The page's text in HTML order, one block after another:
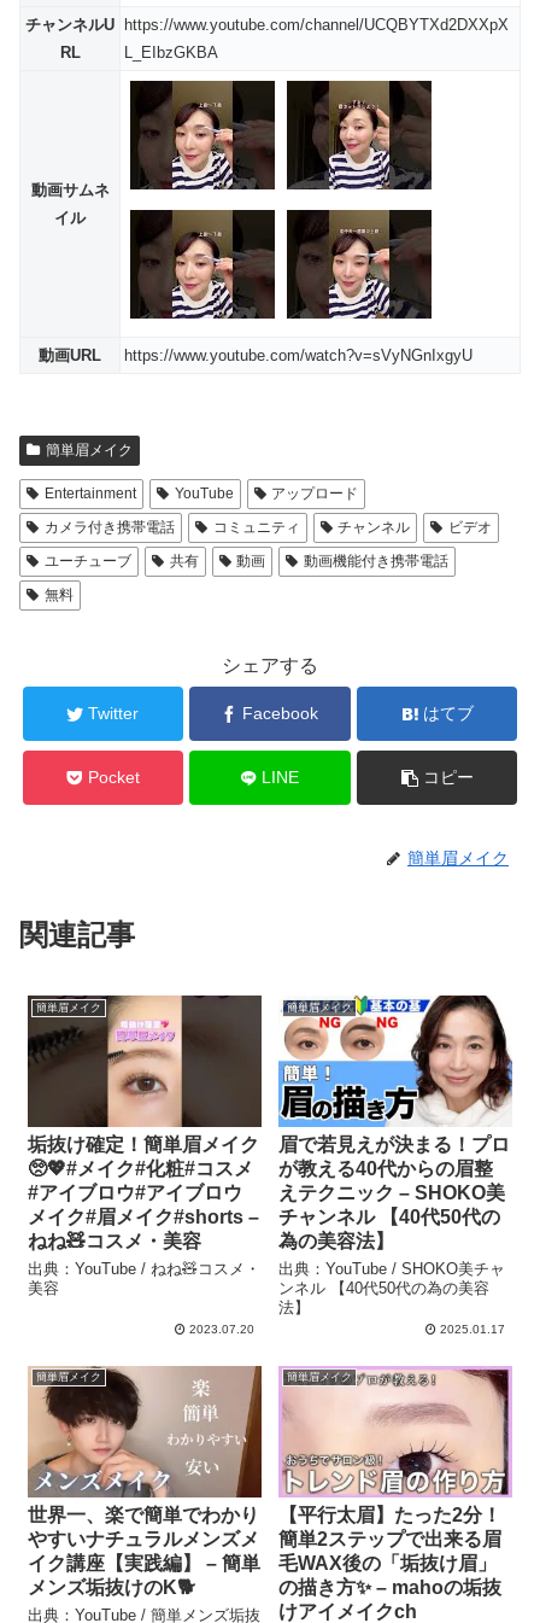
チャンネルU
RL
https://www.youtube.com/channel/UCQBYTXd2DXXpX
L_EIbzGKBA
動画サムネ
イル
動画URL https://www.youtube.com/watch?v=sVyNGnIxgyU
簡単眉メイク
Entertainment YouTube
アップロード
カメラ付き携帯電話
コミュニティ チャンネル
ビデオ
ユーチューブ
共有 動画
動画機能付き携帯電話
無料
シェアする
Twitter Facebook はてブ
Pocket LINE コピー
簡単眉メイク
関連記事
簡単眉メイク
垢抜け確定！簡単眉メイク
🥺💖#メイク#化粧#コスメ
#アイブロウ#アイブロウ
メイク#眉メイク#shorts –
ねね🧸コスメ・美容
出典：YouTube / ねね🧸コスメ・
美容
2023.07.20
簡単眉メイク
眉で若見えが決まる！プロ
が教える40代からの眉整
えテクニック – SHOKO美
チャンネル 【40代50代の
為の美容法】
出典：YouTube / SHOKO美チャ
ンネル 【40代50代の為の美容
法】
2025.01.17
簡単眉メイク
世界一、楽で簡単でわかり
やすいナチュラルメンズメ
イク講座【実践編】 – 簡単
メンズ垢抜けのK🐕
出典：YouTube / 簡単メンズ垢抜
簡単眉メイク
【平行太眉】たった2分！
簡単2ステップで出来る眉
毛WAX後の「垢抜け眉」
の描き方✨ – mahoの垢抜
けアイメイクch